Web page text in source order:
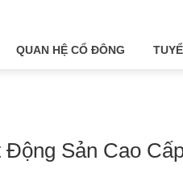
QUAN HỆ CỔ ĐÔNG
Sản Cao